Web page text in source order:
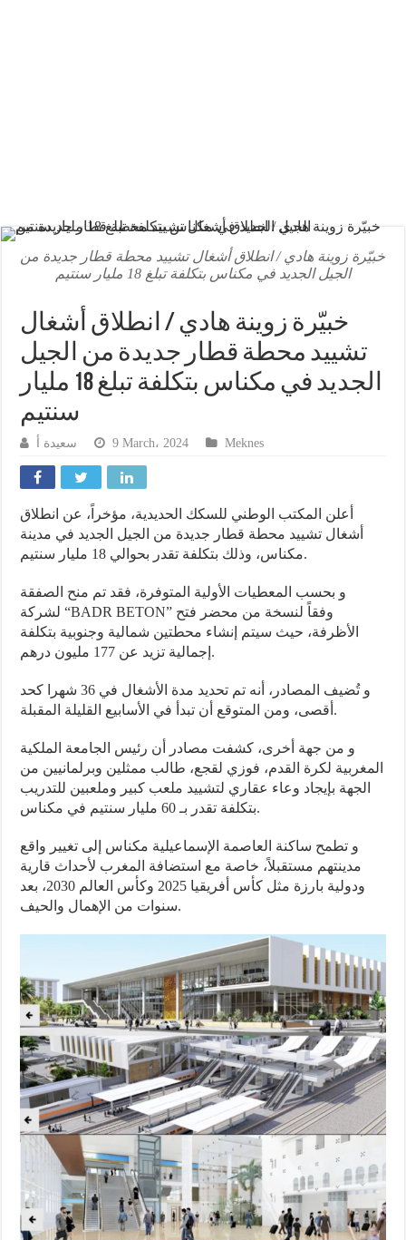
خبيّرة زوينة هادي / انطلاق أشغال تشييد محطة قطار جديدة من
الجيل الجديد في مكناس بتكلفة تبلغ 18 مليار سنتيم
خبيّرة زوينة هادي / انطلاق أشغال
تشييد محطة قطار جديدة من الجيل
الجديد في مكناس بتكلفة تبلغ 18 مليار
سنتيم
سعيدة أ 9 March، 2024 Meknes
أعلن المكتب الوطني للسكك الحديدية، مؤخراً، عن انطلاق
أشغال تشييد محطة قطار جديدة من الجيل الجديد في مدينة
مكناس، وذلك بتكلفة تقدر بحوالي 18 مليار سنتيم.
و بحسب المعطيات الأولية المتوفرة، فقد تم منح الصفقة
لشركة “BADR BETON” وفقاً لنسخة من محضر فتح
الأظرفة، حيث سيتم إنشاء محطتين شمالية وجنوبية بتكلفة
إجمالية تزيد عن 177 مليون درهم.
و تُضيف المصادر، أنه تم تحديد مدة الأشغال في 36 شهرا كحد
أقصى، ومن المتوقع أن تبدأ في الأسابيع القليلة المقبلة.
و من جهة أخرى، كشفت مصادر أن رئيس الجامعة الملكية
المغربية لكرة القدم، فوزي لقجع، طالب ممثلين وبرلمانيين من
الجهة بإيجاد وعاء عقاري لتشييد ملعب كبير وملعبين للتدريب
بتكلفة تقدر بـ 60 مليار سنتيم في مكناس.
و تطمح ساكنة العاصمة الإسماعيلية مكناس إلى تغيير واقع
مدينتهم مستقبلاً، خاصة مع استضافة المغرب لأحداث قارية
ودولية بارزة مثل كأس أفريقيا 2025 وكأس العالم 2030، بعد
سنوات من الإهمال والحيف.